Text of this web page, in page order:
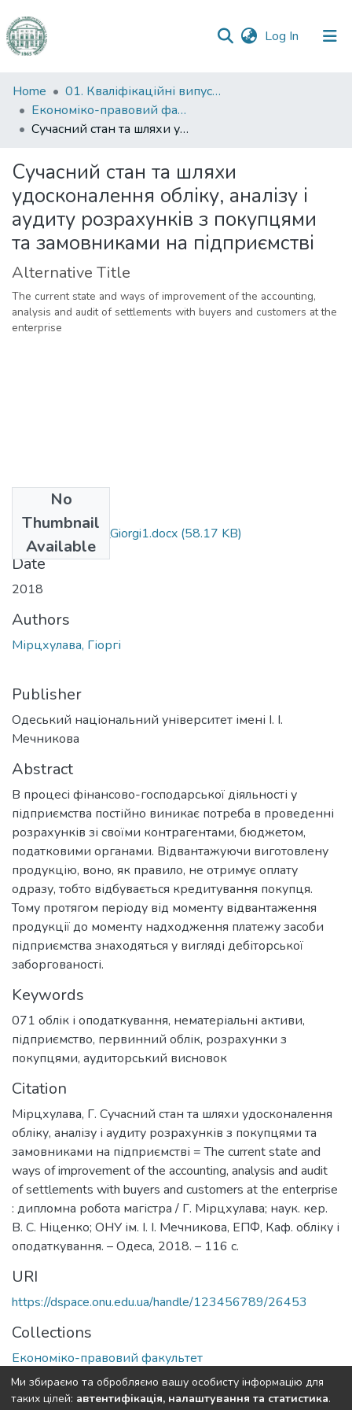
Log In (current)
Communities
&
Collections
Statistics
Home
01. Кваліфікаційні випускні роботи здобувачів вищої освіти
Економіко-правовий факультет
Сучасний стан та шляхи удосконалення обліку, аналізу і аудиту розрахунків з покупцями та замовниками на підприємстві
Сучасний стан та шляхи
удосконалення обліку, аналізу і
аудиту розрахунків з покупцями
та замовниками на підприємстві
Alternative Title
The current state and ways of improvement of the accounting,
analysis and audit of settlements with buyers and customers at the
enterprise
No
Thumbnail
Available
071_Mirtshulava_Giorgi1.docx (58.17 KB)
Date
2018
Authors
Мірцхулава, Гіоргі
Publisher
Одеський національний університет імені І. І.
Мечникова
Abstract
В процесі фінансово-господарської діяльності у
підприємства постійно виникає потреба в проведенні
розрахунків зі своїми контрагентами, бюджетом,
податковими органами. Відвантажуючи виготовлену
продукцію, воно, як правило, не отримує оплату
одразу, тобто відбувається кредитування покупця.
Тому протягом періоду від моменту відвантаження
продукції до моменту надходження платежу засоби
підприємства знаходяться у вигляді дебіторської
заборгованості.
Keywords
071 облік і оподаткування, нематеріальні активи,
підприємство, первинний облік, розрахунки з
покупцями, аудиторський висновок
Citation
Мірцхулава, Г. Сучасний стан та шляхи удосконалення
обліку, аналізу і аудиту розрахунків з покупцями та
замовниками на підприємстві = The current state and
ways of improvement of the accounting, analysis and audit
of settlements with buyers and customers at the enterprise
: дипломна робота магістра / Г. Мірцхулава; наук. кер.
В. С. Ніценко; ОНУ ім. І. І. Мечникова, ЕПФ, Каф. обліку і
оподаткування. – Одеса, 2018. – 116 с.
URI
https://dspace.onu.edu.ua/handle/123456789/26453
Collections
Економіко-правовий факультет
Full item page
Ми збираємо та обробляємо вашу особисту інформацію для
таких цілей: автентифікація, налаштування та статистика.